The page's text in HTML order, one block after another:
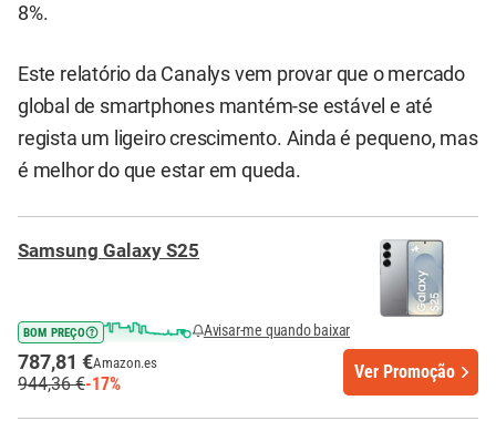
8%.
Este relatório da Canalys vem provar que o mercado
global de smartphones mantém-se estável e até
regista um ligeiro crescimento. Ainda é pequeno, mas
é melhor do que estar em queda.
Samsung Galaxy S25
BOM PREÇO Avisar-me quando baixar
787,81 €Amazon.es
944,36 €-17%
Ver Promoção